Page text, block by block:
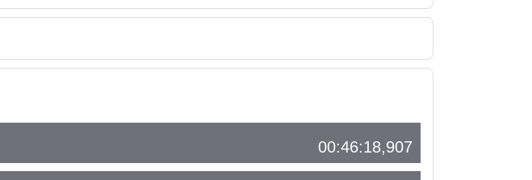
00:46:18,907